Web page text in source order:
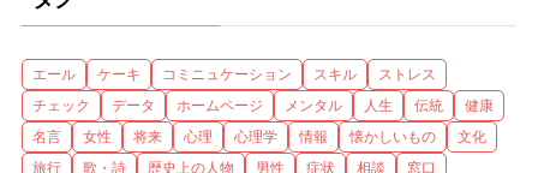
エール ケーキ コミニュケーション スキル
ストレス
チェック
データ ホームページ メンタル 人生 伝統
健康
名言
女性 将来 心理 心理学 情報 懐かしいもの
文化
旅行
歌・詩 歴史上の人物 男性 症状 相談 窓口